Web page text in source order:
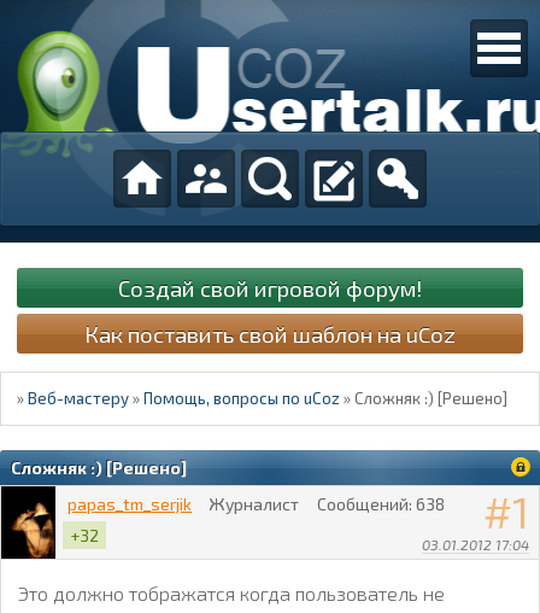
Создай свой игровой форум!
Как поставить свой шаблон на uCoz
»Веб-мастеру »Помощь, вопросы по uCoz »Сложняк :) [Решено]
Сложняк :) [Решено]
1
03.01.2012 17:04
papas_tm_serjik Журналист Сообщений: 638
+32
Это должно тображатся когда пользователь не